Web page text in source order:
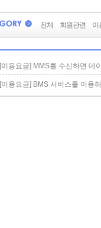
전체 회원관련 이
[이용요금] MMS를 수신하면 데
[이용요금] BMS 서비스를 이용